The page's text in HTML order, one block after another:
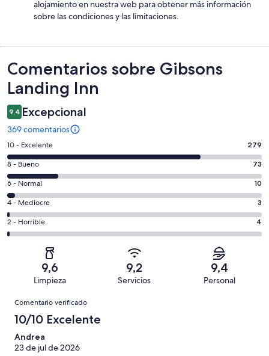
alojamiento en nuestra web para obtener más información
sobre las condiciones y las limitaciones.
Comentarios
Comentarios sobre Gibsons
Landing Inn
9,4 Excepcional
369 comentarios
279
comentarios
de
un
total
de
369
con
puntuación
10 - Excelente 279
73
comentarios
de
un
total
de
puntuación
8 - Bueno 73
10
comentarios
de
un
total
puntuación
Normal
6 - Normal 10
3
comentarios
de
una
puntuación
4 - Mediocre 3
4
comentarios
369
una
puntuación
de
2 - Horrible 4
9,6
Limpieza
9,2
Servicios
9,4
Personal
Comentarios
Comentario verificado
10/10 Excelente
Andrea
23 de jul de 2026